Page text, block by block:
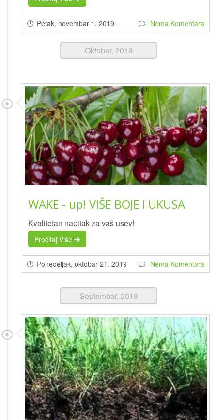
Petak, novembar 1. 2019 Nema Komentara
Oktobar, 2019
WAKE - up! VIŠE BOJE I UKUSA
Kvalitetan napitak za vaš usev!
Pročitaj Više
Ponedeljak, oktobar 21. 2019 Nema Komentara
Septembar, 2019